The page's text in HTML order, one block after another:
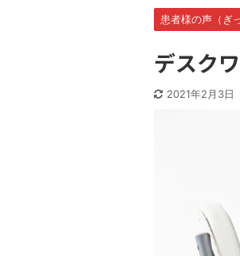
患者様の声（ぎ
デスク
2021年2月3日